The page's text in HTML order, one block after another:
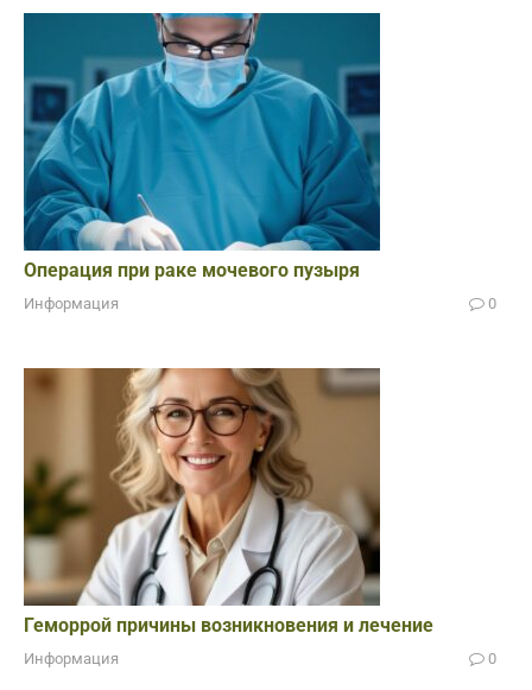
Операция при раке мочевого пузыря
Информация 0
Геморрой причины возникновения и лечение
Информация 0